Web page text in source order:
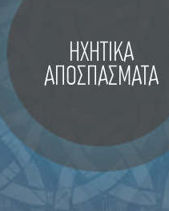
ΗΧΗΤΙΚΑ
ΑΠΟΣΠΑΣΜΑΤΑ